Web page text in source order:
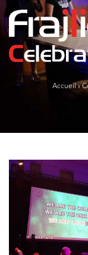
Accueil›